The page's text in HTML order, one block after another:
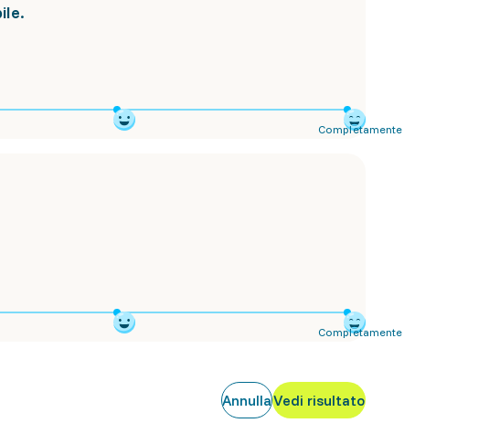
Completamente
Completamente
AnnullaVedi risultato